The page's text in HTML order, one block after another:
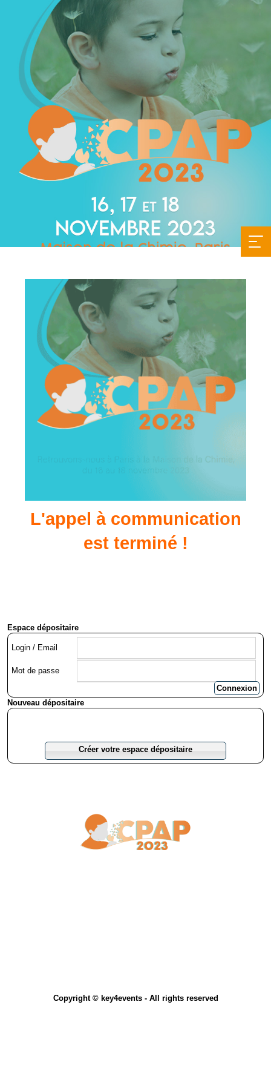
L'appel à communication
est terminé !
Espace dépositaire
Login / Email
Mot de passe
Connexion
Nouveau dépositaire
Créer votre espace dépositaire
Copyright © key4events - All rights reserved